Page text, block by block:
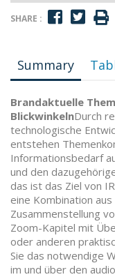
SHARE :
Summary
Brandaktuelle
BlickwinkelnDurch
technologische
entstehen
Informationsbedarf
und den
das ist das Ziel von
eine Kombination
Zusammenstellung
Zoom-Kapitel mit
oder anderen
Sie das notwendige
im und über den